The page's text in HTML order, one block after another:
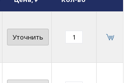
Уточнить